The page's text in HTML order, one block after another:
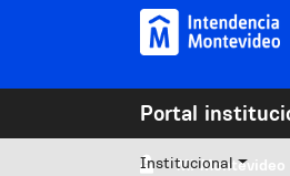
Pasar al contenido principal
Portal
Mi Montevideo
Institucional